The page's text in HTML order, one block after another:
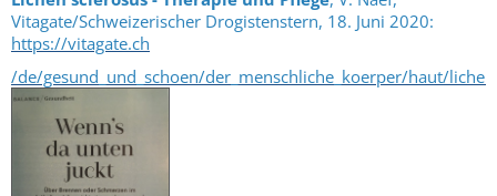
Vitagate/Schweizerischer Drogistenstern, 18. Juni 2020:
https://vitagate.ch
/de/gesund_und_schoen/der_menschliche_koerper/haut/